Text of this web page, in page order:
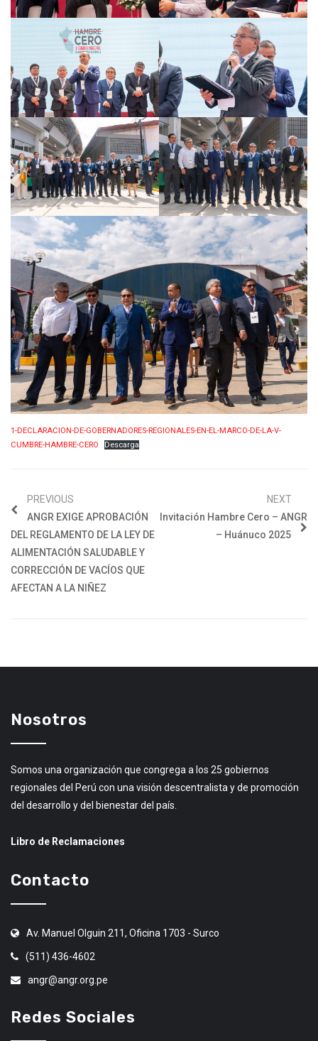
1-DECLARACION-DE-GOBERNADORES-REGIONALES-EN-EL-MARCO-DE-LA-V-
CUMBRE-HAMBRE-CERO
Descarga
PREVIOUS
ANGR EXIGE APROBACIÓN
DEL REGLAMENTO DE LA LEY DE
ALIMENTACIÓN SALUDABLE Y
CORRECCIÓN DE VACÍOS QUE
AFECTAN A LA NIÑEZ
NEXT
Invitación Hambre Cero – ANGR
– Huánuco 2025
Nosotros
Somos una organización que congrega a los 25 gobiernos
regionales del Perú con una visión descentralista y de promoción
del desarrollo y del bienestar del país.
Libro de Reclamaciones
Contacto
Av. Manuel Olguin 211, Oficina 1703 - Surco
(511) 436-4602
angr@angr.org.pe
Redes Sociales